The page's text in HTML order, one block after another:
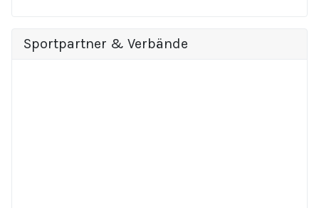
Sportpartner & Verbände